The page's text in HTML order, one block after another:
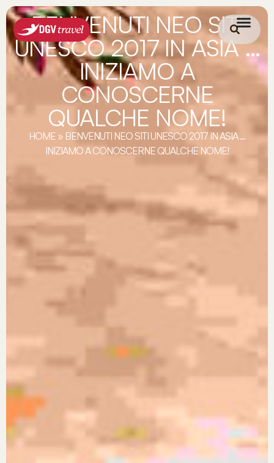
BENVENUTI NEO SITI
UNESCO 2017 IN ASIA …
INIZIAMO A
CONOSCERNE
QUALCHE NOME!
HOME » BENVENUTI NEO SITI UNESCO 2017 IN ASIA …
INIZIAMO A CONOSCERNE QUALCHE NOME!